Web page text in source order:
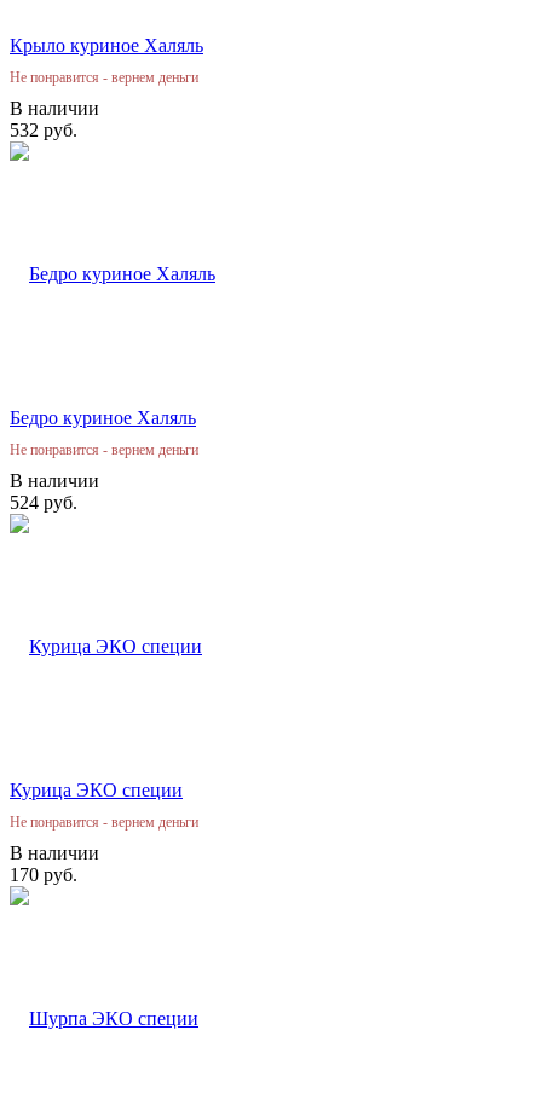
Крыло куриное Халяль
Не понравится - вернем деньги
В наличии
532 руб.
Бедро куриное Халяль
Не понравится - вернем деньги
В наличии
524 руб.
Курица ЭКО специи
Не понравится - вернем деньги
В наличии
170 руб.